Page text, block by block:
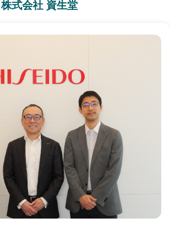
株式会社 資生堂